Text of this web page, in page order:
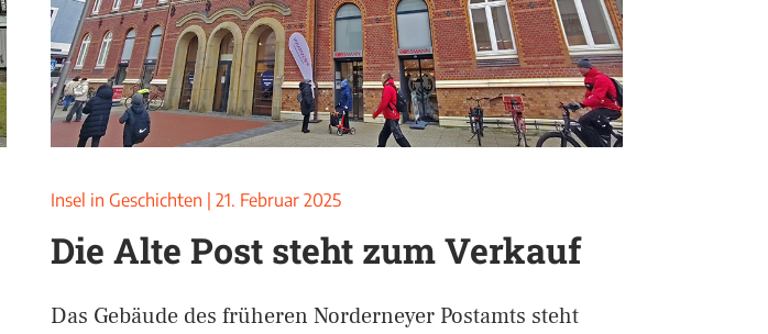
Insel in Geschichten 21. Februar 2025
Die Alte Post steht zum Verkauf
Das Gebäude des früheren Norderneyer Postamts steht